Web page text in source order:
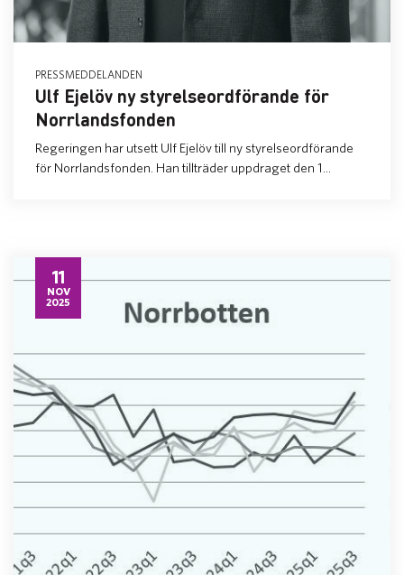
PRESSMEDDELANDEN
Ulf Ejelöv ny styrelseordförande för
Norrlandsfonden
Regeringen har utsett Ulf Ejelöv till ny styrelseordförande
för Norrlandsfonden. Han tillträder uppdraget den 1...
11
NOV
2025